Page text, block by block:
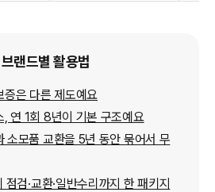
랜드별 활용법
증은 다른 제도예요
, 연 1회 8년이 기본 구조예요
모품 교환을 5년 동안 묶어서 무
검·교환·일반수리까지 한 패키지